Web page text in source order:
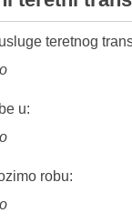
teretnog
u:
robu: